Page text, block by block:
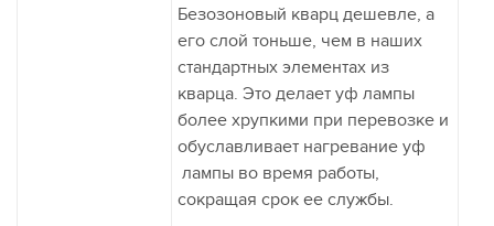
Безозоновый кварц дешевле, а
его слой тоньше, чем в наших
стандартных элементах из
кварца. Это делает уф лампы
более хрупкими при перевозке и
обуславливает нагревание уф
лампы во время работы,
сокращая срок ее службы.